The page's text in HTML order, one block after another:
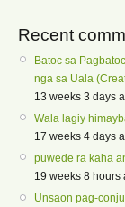
Recent
Batoc sa
nga sa Uala
13 weeks 3 days
Wala lagiy
17 weeks 4 days
puwede ra kaha
19 weeks 8 hours
Unsaon pag-